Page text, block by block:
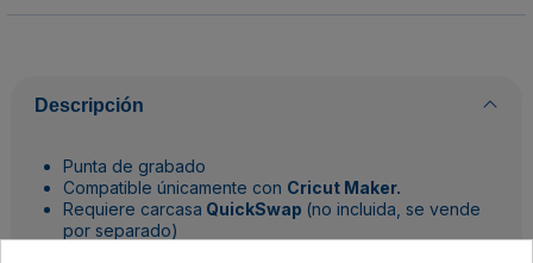
Descripción
Punta de grabado
Compatible únicamente con Cricut Maker.
Requiere carcasa QuickSwap (no incluida, se vende
por separado)